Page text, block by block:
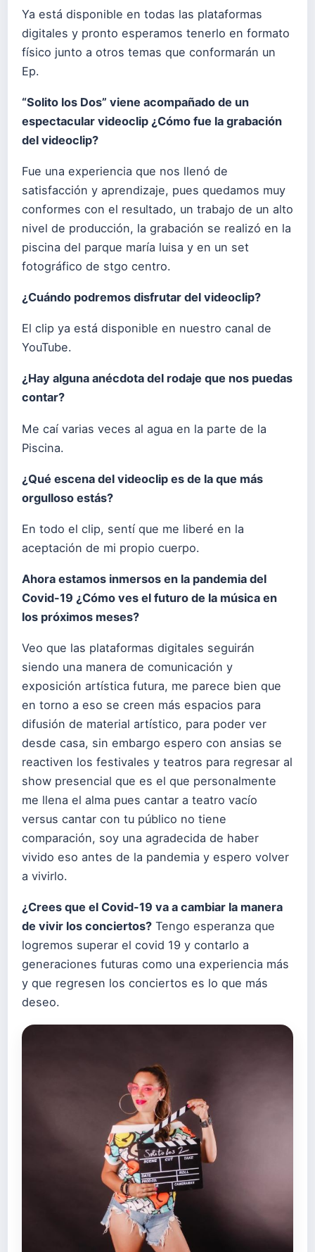
Ya está disponible en todas las plataformas
digitales y pronto esperamos tenerlo en formato
físico junto a otros temas que conformarán un
Ep.
“Solito los Dos” viene acompañado de un
espectacular videoclip ¿Cómo fue la grabación
del videoclip?
Fue una experiencia que nos llenó de
satisfacción y aprendizaje, pues quedamos muy
conformes con el resultado, un trabajo de un alto
nivel de producción, la grabación se realizó en la
piscina del parque maría luisa y en un set
fotográfico de stgo centro.
¿Cuándo podremos disfrutar del videoclip?
El clip ya está disponible en nuestro canal de
YouTube.
¿Hay alguna anécdota del rodaje que nos puedas
contar?
Me caí varias veces al agua en la parte de la
Piscina.
¿Qué escena del videoclip es de la que más
orgulloso estás?
En todo el clip, sentí que me liberé en la
aceptación de mi propio cuerpo.
Ahora estamos inmersos en la pandemia del
Covid-19 ¿Cómo ves el futuro de la música en
los próximos meses?
Veo que las plataformas digitales seguirán
siendo una manera de comunicación y
exposición artística futura, me parece bien que
en torno a eso se creen más espacios para
difusión de material artístico, para poder ver
desde casa, sin embargo espero con ansias se
reactiven los festivales y teatros para regresar al
show presencial que es el que personalmente
me llena el alma pues cantar a teatro vacío
versus cantar con tu público no tiene
comparación, soy una agradecida de haber
vivido eso antes de la pandemia y espero volver
a vivirlo.
¿Crees que el Covid-19 va a cambiar la manera
de vivir los conciertos? Tengo esperanza que
logremos superar el covid 19 y contarlo a
generaciones futuras como una experiencia más
y que regresen los conciertos es lo que más
deseo.